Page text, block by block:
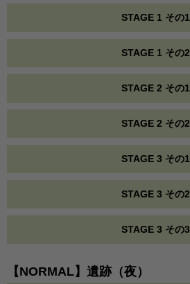
STAGE 1 その1
STAGE 1 その2
STAGE 2 その1
STAGE 2 その2
STAGE 3 その1
STAGE 3 その2
STAGE 3 その3
【NORMAL】遺跡（夜）